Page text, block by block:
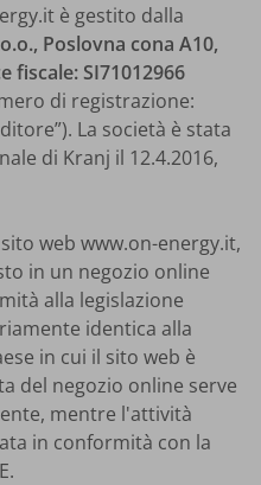
è gestito dalla
Poslovna cona A10,
fiscale: SI71012966
di registrazione:
La società è stata
di Kranj il 12.4.2016,
web www.on-energy.it,
in un negozio online
alla legislazione
identica alla
in cui il sito web è
del negozio online serve
mentre l'attività
in conformità con la